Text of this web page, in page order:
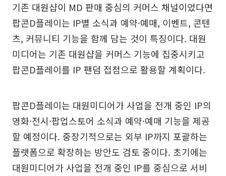
기존 대원샵이 MD 판매 중심의 커머스 채널이었다면
팝콘D플레이는 IP별 소식과 예약·예매, 이벤트, 콘텐
츠, 커뮤니티 기능을 함께 담는 것이 특징이다. 대원
미디어는 기존 대원샵을 커머스 기능에 집중시키고
팝콘D플레이를 IP 팬덤 접점으로 활용할 계획이다.
팝콘D플레이는 대원미디어가 사업을 전개 중인 IP의
영화·전시·팝업스토어 소식과 예약·예매 기능을 제공
할 예정이다. 중장기적으로는 외부 IP까지 포괄하는
플랫폼으로 확장하는 방안도 검토 중이다. 초기에는
대원미디어가 사업을 전개 중인 IP를 중심으로 서비